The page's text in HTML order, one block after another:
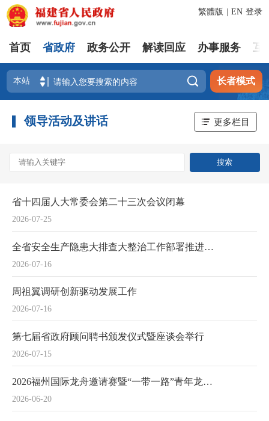
登录
繁體版 EN
首页 省政府 政务公开 解读回应 办事服务 互
 长者模式
领导活动及讲话 更多栏目
2026-07-25
省十四届人大常委会第二十三次会议闭幕
2026-07-16
全省安全生产隐患大排查大整治工作部署推进会召开
2026-07-16
周祖翼调研创新驱动发展工作
2026-07-15
第七届省政府顾问聘书颁发仪式暨座谈会举行
2026-06-20
2026福州国际龙舟邀请赛暨“一带一路”青年龙舟国际邀请赛举行